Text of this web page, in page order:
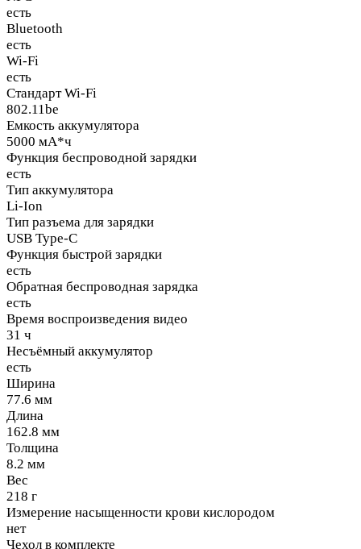
есть
Bluetooth
есть
Wi-Fi
есть
Стандарт Wi-Fi
802.11be
Емкость аккумулятора
5000 мА*ч
Функция беспроводной зарядки
есть
Тип аккумулятора
Li-Ion
Тип разъема для зарядки
USB Type-C
Функция быстрой зарядки
есть
Обратная беспроводная зарядка
есть
Время воспроизведения видео
31 ч
Несъёмный аккумулятор
есть
Ширина
77.6 мм
Длина
162.8 мм
Толщина
8.2 мм
Вес
218 г
Измерение насыщенности крови кислородом
нет
Чехол в комплекте